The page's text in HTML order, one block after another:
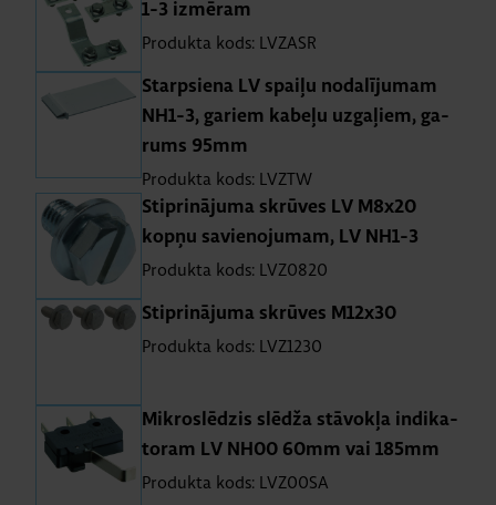
1-3 iz­mē­ram
Produkta kods: LVZASR
Star­psiena LV spaiļu no­da­lī­ju­mam
NH1-3, ga­riem ka­beļu uz­ga­ļiem, ga­
rums 95mm
Produkta kods: LVZTW
Stip­ri­nā­juma skrū­ves LV M8x20
kopņu sa­vie­no­ju­mam, LV NH1-3
Produkta kods: LVZ0820
Stip­ri­nā­juma skrū­ves M12x30
Produkta kods: LVZ1230
Mik­ros­lē­dzis slēdža stā­vokļa in­di­ka­
to­ram LV NH00 60mm vai 185mm
Produkta kods: LVZ00SA